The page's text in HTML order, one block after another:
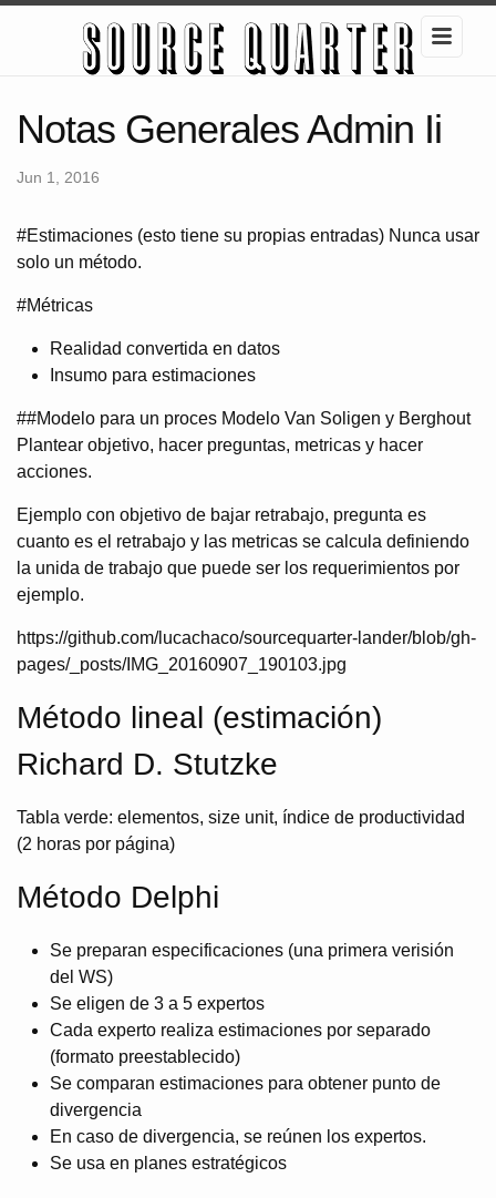
Notas Generales Admin Ii
Jun 1, 2016
#Estimaciones (esto tiene su propias entradas) Nunca usar
solo un método.
#Métricas
Realidad convertida en datos
Insumo para estimaciones
##Modelo para un proces Modelo Van Soligen y Berghout
Plantear objetivo, hacer preguntas, metricas y hacer
acciones.
Ejemplo con objetivo de bajar retrabajo, pregunta es
cuanto es el retrabajo y las metricas se calcula definiendo
la unida de trabajo que puede ser los requerimientos por
ejemplo.
https://github.com/lucachaco/sourcequarter-lander/blob/gh-
pages/_posts/IMG_20160907_190103.jpg
Método lineal (estimación)
Richard D. Stutzke
Tabla verde: elementos, size unit, índice de productividad
(2 horas por página)
Método Delphi
Se preparan especificaciones (una primera verisión
del WS)
Se eligen de 3 a 5 expertos
Cada experto realiza estimaciones por separado
(formato preestablecido)
Se comparan estimaciones para obtener punto de
divergencia
En caso de divergencia, se reúnen los expertos.
Se usa en planes estratégicos